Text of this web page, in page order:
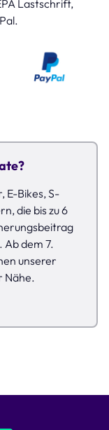
Lastschrift,
E-Bikes, S-
die bis zu 6
Ab dem 7.
unserer
Nähe.